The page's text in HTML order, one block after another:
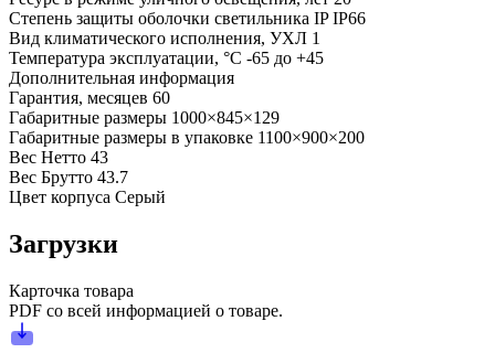
Степень защиты оболочки светильника IP IP66
Вид климатического исполнения, УХЛ 1
Температура эксплуатации, °С -65 до +45
Дополнительная информация
Гарантия, месяцев 60
Габаритные размеры 1000×845×129
Габаритные размеры в упаковке 1100×900×200
Вес Нетто 43
Вес Брутто 43.7
Цвет корпуса Серый
Загрузки
Карточка товара
PDF со всей информацией о товаре.